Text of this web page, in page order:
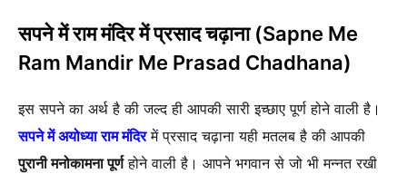
सपने में राम मंदिर में प्रसाद चढ़ाना(Sapne Me
Ram Mandir Me Prasad Chadhana)
इस सपने का अर्थ है की जल्द ही आपकी सारी इच्छाए पूर्ण होने वाली है।
सपने में अयोध्या राम मंदिरमें प्रसाद चढ़ाना यही मतलब है की आपकी
पुरानी मनोकामना पूर्णहोने वाली है। आपने भगवान से जो भी मन्नत रखी